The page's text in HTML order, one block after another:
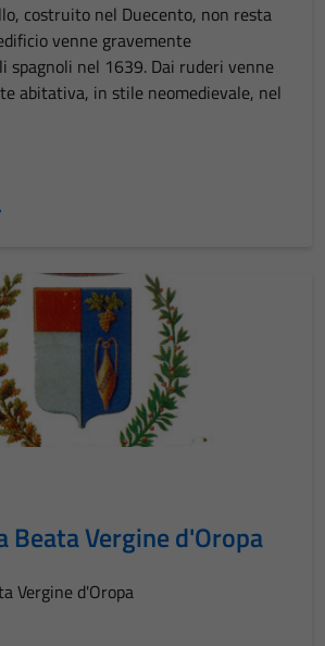
costruito nel Duecento, non resta
venne gravemente
spagnoli nel 1639. Dai ruderi venne
abitativa, in stile neomedievale, nel
Beata Vergine d'Oropa
Vergine d'Oropa